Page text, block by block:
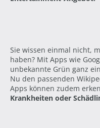
Sie wissen einmal nicht,
haben? Mit Apps wie
unbekannte Grün ganz
Nu den passenden
Apps können zudem
Krankheiten oder